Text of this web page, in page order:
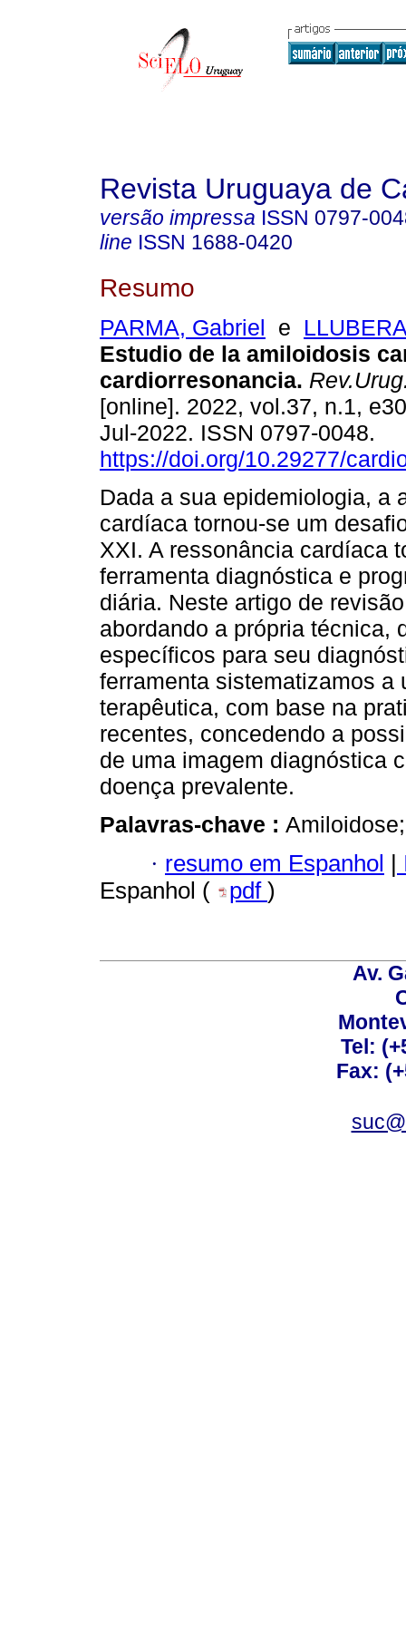
Revista Uruguaya de
versão impressa ISSN 0797-
line ISSN 1688-0420
Resumo
PARMA, Gabriel e
Estudio de la amiloidosis
cardiorresonancia.
[online]. 2022, vol.37, n.1,
Jul-2022. ISSN 0797-0048.
https://doi.org/10.29277/
Dada a sua epidemiologia, a
cardíaca tornou-se um
XXI. A ressonância cardíaca
ferramenta diagnóstica e
diária. Neste artigo de
abordando a própria técnica,
específicos para seu
ferramenta sistematizamos
terapêutica, com base na
recentes, concedendo a
de uma imagem diagnóstica
doença prevalente.
Palavras-chave :
· resumo em Espanhol |
Espanhol (
pdf )
Av.
Tel:
Fax: